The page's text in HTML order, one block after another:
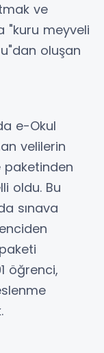
ve
"kuru meyveli
oluşan
e-Okul
velilerin
paketinden
oldu. Bu
sınava
öğrenci,